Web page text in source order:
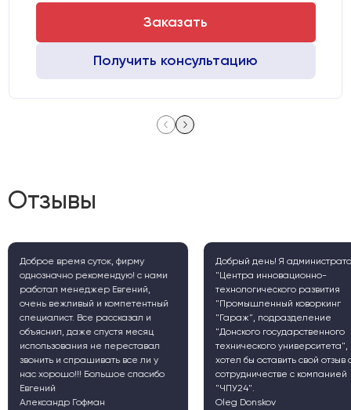
Заказать
Получить консультацию
Отзывы
Доброе время суток, фирму
однозначно рекомендую! с нами
работал менеджер Евгений,
очень вежливый и компетентный
специалист. Все рассказал и
объяснил, даже спустя месяц
использования не переставал
звонить и спрашивать все ли у
нас хорошо!!! Большое спасибо
Евгений
Александр Гофман
Добрый день! Я
"Центра инновационно-
технологического развития
"Промышленный коворкинг
"Гараж", подразделение
"Донского государственного
технического университета",
хотел бы оставить свой отзыв
сотрудничестве с компанией
"ЧПУ24".
Oleg Donskov